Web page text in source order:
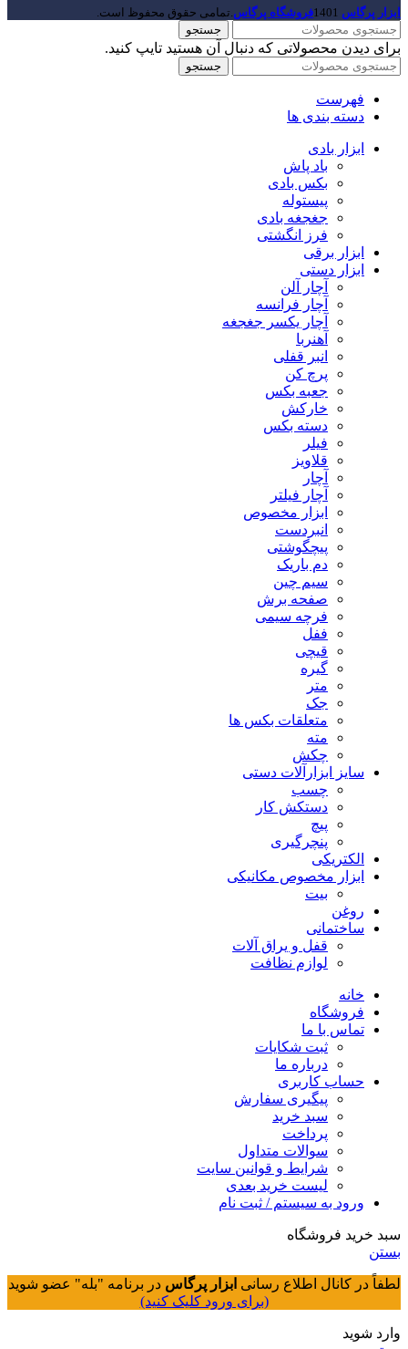
ابزار پرگاس 1401فروشگاه پرگاس.تمامی حقوق محفوظ است.
جستجو
برای دیدن محصولاتی که دنبال آن هستید تایپ کنید.
جستجو
فهرست
دسته بندی ها
ابزار بادی
باد پاش
بکس بادی
پیستوله
جغجغه بادی
فرز انگشتی
ابزار برقی
ابزار دستی
آچار آلن
آچار فرانسه
آچار یکسر جغجغه
آهنربا
انبر قفلی
پرچ کن
جعبه بکس
خارکش
دسته بکس
فیلر
قلاویز
آچار
آچار فیلتر
ابزار مخصوص
انبردست
پیچگوشتی
دم باریک
سیم چین
صفحه برش
فرچه سیمی
ففل
قیچی
گیره
متر
جک
متعلقات بکس ها
مته
چکش
سایز ابزارآلات دستی
چسب
دستکش کار
پیچ
پنچرگیری
الکتریکی
ابزار مخصوص مکانیکی
بیت
روغن
ساختمانی
قفل و یراق آلات
لوازم نظافت
خانه
فروشگاه
تماس با ما
ثبت شکایات
درباره ما
حساب کاربری
پیگیری سفارش
سبد خرید
پرداخت
سوالات متداول
شرایط و قوانین سایت
لیست خرید بعدی
ورود به سیستم / ثبت نام
سبد خرید فروشگاه
بستن
لطفاً در کانال اطلاع رسانی ابزار پرگاس در برنامه "بله" عضو شوید
(برای ورود کلیک کنید)
وارد شوید